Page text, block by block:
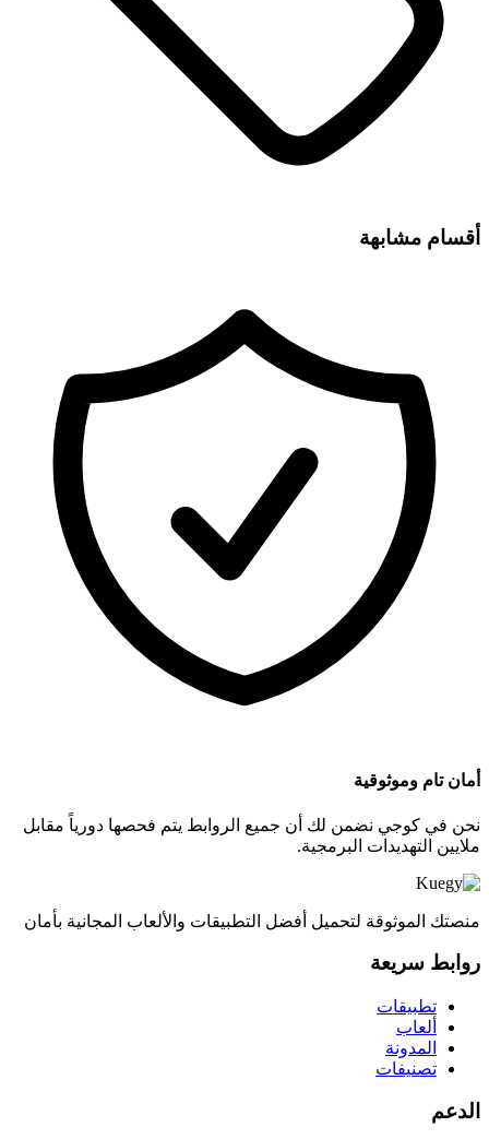
أقسام مشابهة
أمان تام وموثوقية
نحن في كوجي نضمن لك أن جميع الروابط يتم فحصها دورياً مقابل
ملايين التهديدات البرمجية.
منصتك الموثوقة لتحميل أفضل التطبيقات والألعاب المجانية بأمان
روابط سريعة
تطبيقات
ألعاب
المدونة
تصنيفات
الدعم